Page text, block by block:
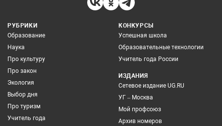
РУБРИКИ
Образование
Наука
Про культуру
Про закон
Экология
Выбор дня
Про туризм
Учитель года
КОНКУРСЫ
Успешная школа
Образовательные технологии
Учитель года России
ИЗДАНИЯ
Сетевое издание UG.RU
УГ – Москва
Мой профсоюз
Архив номеров